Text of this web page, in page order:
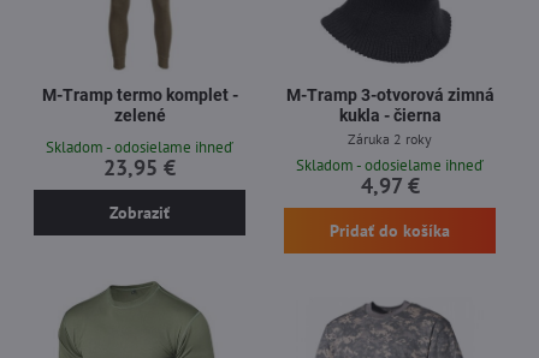
M-Tramp termo komplet -
zelené
Skladom - odosielame ihneď
23,95 €
Zobraziť
M-Tramp 3-otvorová zimná
kukla - čierna
Záruka 2 roky
Skladom - odosielame ihneď
4,97 €
Pridať do košíka